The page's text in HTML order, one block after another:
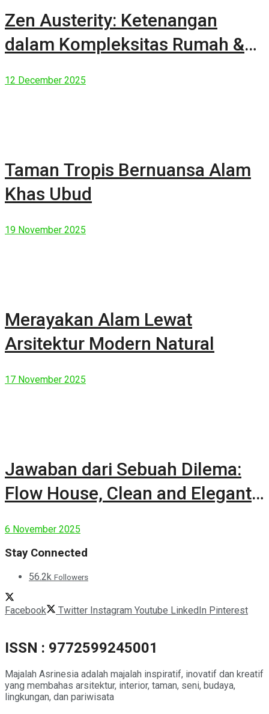
Zen Austerity: Ketenangan
dalam Kompleksitas Rumah &
12 December 2025
Taman Tropis Bernuansa Alam
Khas Ubud
19 November 2025
Merayakan Alam Lewat
Arsitektur Modern Natural
17 November 2025
Jawaban dari Sebuah Dilema:
Flow House, Clean and Elegant
6 November 2025
Stay Connected
56.2k Followers
Facebook Twitter Instagram Youtube LinkedIn Pinterest
ISSN : 9772599245001
Majalah Asrinesia adalah majalah inspiratif, inovatif dan kreatif
yang membahas arsitektur, interior, taman, seni, budaya,
lingkungan, dan pariwisata